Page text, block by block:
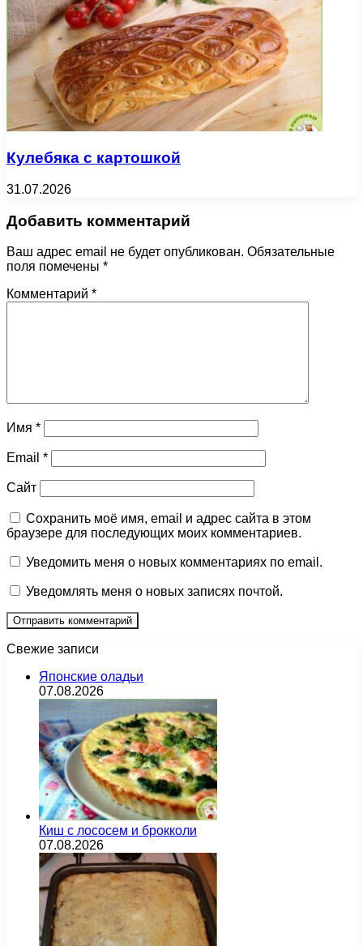
Кулебяка с картошкой
31.07.2026
Добавить комментарий
Ваш адрес email не будет опубликован. Обязательные
поля помечены *
Комментарий *
Имя *
Email *
Сайт
Сохранить моё имя, email и адрес сайта в этом
браузере для последующих моих комментариев.
Уведомить меня о новых комментариях по email.
Уведомлять меня о новых записях почтой.
Свежие записи
Японские оладьи
07.08.2026
Киш с лососем и брокколи
07.08.2026